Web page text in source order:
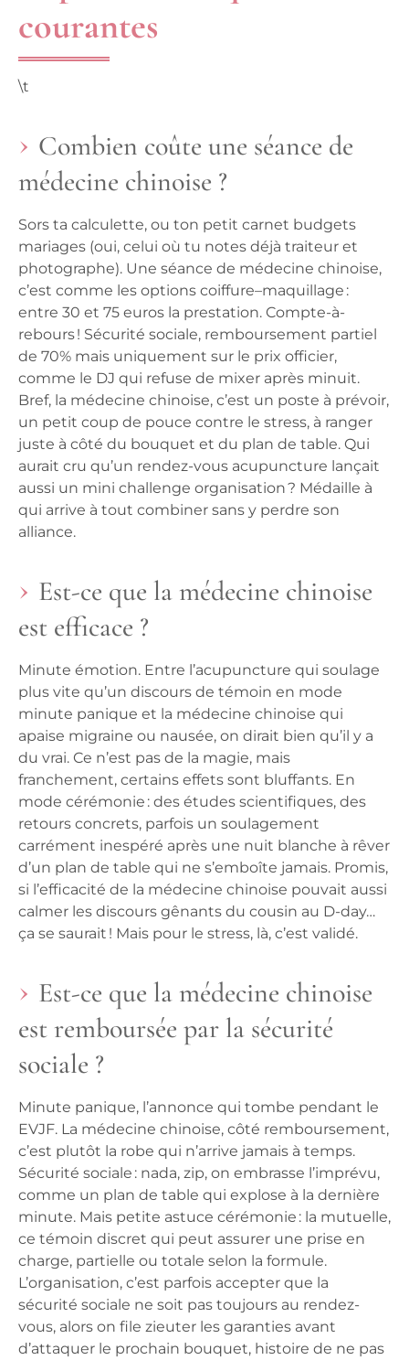
courantes
\t
Combien coûte une séance de
médecine chinoise ?
Sors ta calculette, ou ton petit carnet budgets
mariages (oui, celui où tu notes déjà traiteur et
photographe). Une séance de médecine chinoise,
c’est comme les options coiffure–maquillage :
entre 30 et 75 euros la prestation. Compte-à-
rebours ! Sécurité sociale, remboursement partiel
de 70% mais uniquement sur le prix officier,
comme le DJ qui refuse de mixer après minuit.
Bref, la médecine chinoise, c’est un poste à prévoir,
un petit coup de pouce contre le stress, à ranger
juste à côté du bouquet et du plan de table. Qui
aurait cru qu’un rendez-vous acupuncture lançait
aussi un mini challenge organisation ? Médaille à
qui arrive à tout combiner sans y perdre son
alliance.
Est-ce que la médecine chinoise
est efficace ?
Minute émotion. Entre l’acupuncture qui soulage
plus vite qu’un discours de témoin en mode
minute panique et la médecine chinoise qui
apaise migraine ou nausée, on dirait bien qu’il y a
du vrai. Ce n’est pas de la magie, mais
franchement, certains effets sont bluffants. En
mode cérémonie : des études scientifiques, des
retours concrets, parfois un soulagement
carrément inespéré après une nuit blanche à rêver
d’un plan de table qui ne s’emboîte jamais. Promis,
si l’efficacité de la médecine chinoise pouvait aussi
calmer les discours gênants du cousin au D-day…
ça se saurait ! Mais pour le stress, là, c’est validé.
Est-ce que la médecine chinoise
est remboursée par la sécurité
sociale ?
Minute panique, l’annonce qui tombe pendant le
EVJF. La médecine chinoise, côté remboursement,
c’est plutôt la robe qui n’arrive jamais à temps.
Sécurité sociale : nada, zip, on embrasse l’imprévu,
comme un plan de table qui explose à la dernière
minute. Mais petite astuce cérémonie : la mutuelle,
ce témoin discret qui peut assurer une prise en
charge, partielle ou totale selon la formule.
L’organisation, c’est parfois accepter que la
sécurité sociale ne soit pas toujours au rendez-
vous, alors on file zieuter les garanties avant
d’attaquer le prochain bouquet, histoire de ne pas